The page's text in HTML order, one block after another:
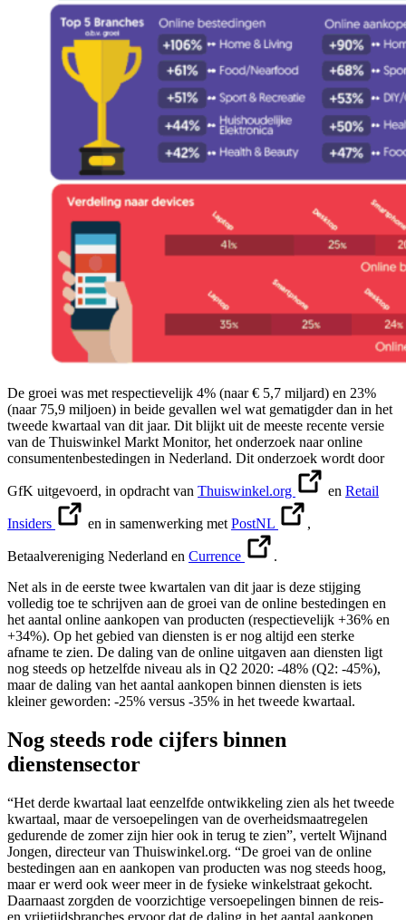
De groei was met respectievelijk 4% (naar € 5,7 miljard) en 23%
(naar 75,9 miljoen) in beide gevallen wel wat gematigder dan in het
tweede kwartaal van dit jaar. Dit blijkt uit de meeste recente versie
van de Thuiswinkel Markt Monitor, het onderzoek naar online
consumentenbestedingen in Nederland. Dit onderzoek wordt door
GfK uitgevoerd, in opdracht van Thuiswinkel.org en Retail
Insiders en in samenwerking met PostNL ,
Betaalvereniging Nederland en Currence
.
Net als in de eerste twee kwartalen van dit jaar is deze stijging
volledig toe te schrijven aan de groei van de online bestedingen en
het aantal online aankopen van producten (respectievelijk +36% en
+34%). Op het gebied van diensten is er nog altijd een sterke
afname te zien. De daling van de online uitgaven aan diensten ligt
nog steeds op hetzelfde niveau als in Q2 2020: -48% (Q2: -45%),
maar de daling van het aantal aankopen binnen diensten is iets
kleiner geworden: -25% versus -35% in het tweede kwartaal.
Nog steeds rode cijfers binnen
dienstensector
“Het derde kwartaal laat eenzelfde ontwikkeling zien als het tweede
kwartaal, maar de versoepelingen van de overheidsmaatregelen
gedurende de zomer zijn hier ook in terug te zien”, vertelt Wijnand
Jongen, directeur van Thuiswinkel.org. “De groei van de online
bestedingen aan en aankopen van producten was nog steeds hoog,
maar er werd ook weer meer in de fysieke winkelstraat gekocht.
Daarnaast zorgden de voorzichtige versoepelingen binnen de reis-
en vrijetijdsbranches ervoor dat de daling in het aantal aankopen